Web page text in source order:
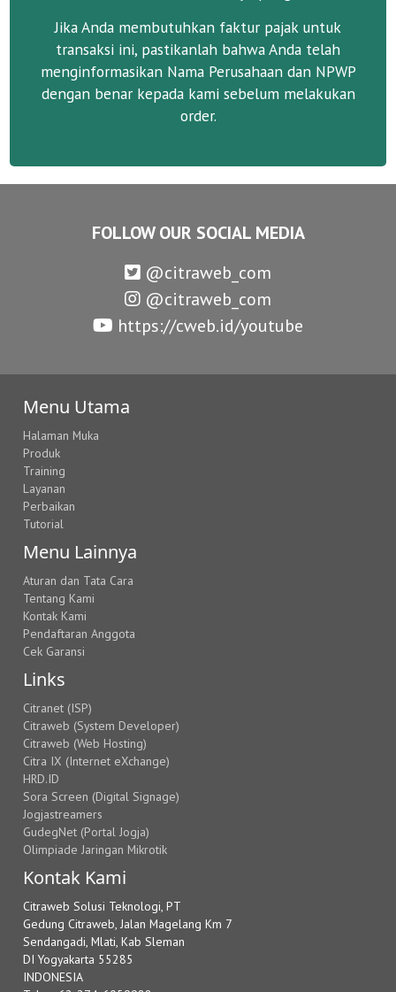
Jika Anda membutuhkan faktur pajak untuk
transaksi ini, pastikanlah bahwa Anda telah
menginformasikan Nama Perusahaan dan NPWP
dengan benar kepada kami sebelum melakukan
order.
FOLLOW OUR SOCIAL MEDIA
@citraweb_com
@citraweb_com
https://cweb.id/youtube
Menu Utama
Halaman Muka
Produk
Training
Layanan
Perbaikan
Tutorial
Menu Lainnya
Aturan dan Tata Cara
Tentang Kami
Kontak Kami
Pendaftaran Anggota
Cek Garansi
Links
Citranet (ISP)
Citraweb (System Developer)
Citraweb (Web Hosting)
Citra IX (Internet eXchange)
HRD.ID
Sora Screen (Digital Signage)
Jogjastreamers
GudegNet (Portal Jogja)
Olimpiade Jaringan Mikrotik
Kontak Kami
Citraweb Solusi Teknologi, PT
Gedung Citraweb, Jalan Magelang Km 7
Sendangadi, Mlati, Kab Sleman
DI Yogyakarta 55285
INDONESIA